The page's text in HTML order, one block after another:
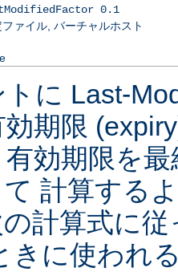
0.1
ァイル, バーチャルホスト
トに Last-
期限
効期限を
計算する
計算式に
きに使われ